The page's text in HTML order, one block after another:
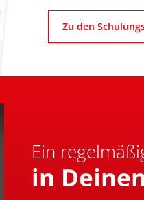
Zu den
Ein
in